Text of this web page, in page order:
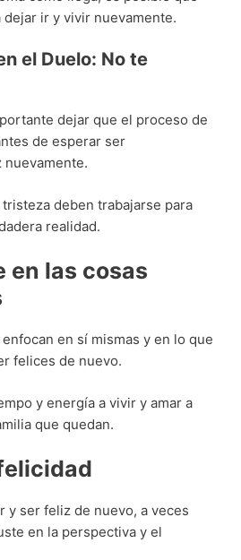
ir y vivir nuevamente.
el Duelo: No te
dejar que el proceso de
de esperar ser
deben trabajarse para
realidad.
en las cosas
en sí mismas y en lo que
felices de nuevo.
y energía a vivir y amar a
que quedan.
y ser feliz de nuevo, a veces
en la perspectiva y el